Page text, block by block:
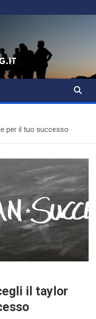
Aziende
per il tuo successo
il taylor